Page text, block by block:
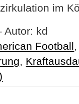
im
Autor: kd
Football,
,